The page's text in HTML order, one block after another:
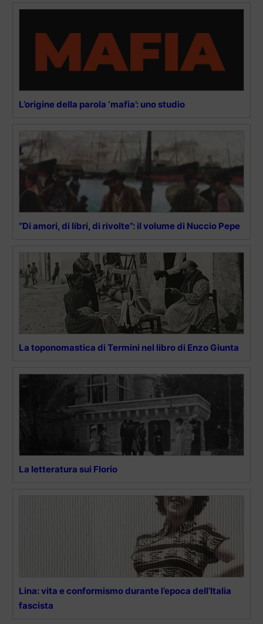
L’origine della parola ‘mafia’: uno studio
“Di amori, di libri, di rivolte”: il volume di Nuccio Pepe
La toponomastica di Termini nel libro di Enzo Giunta
La letteratura sui Florio
Lina: vita e conformismo durante l’epoca dell’Italia
fascista